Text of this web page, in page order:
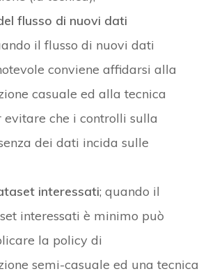
flusso di nuovi dati
il flusso di nuovi dati
conviene affidarsi alla
casuale ed alla tecnica
evitare che i controlli sulla
dei dati incida sulle
interessati; quando il
interessati è minimo può
la policy di
semi-casuale ed una tecnica